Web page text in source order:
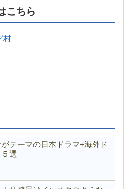
こちら
村
テーマの日本ドラマ+海外ド
選